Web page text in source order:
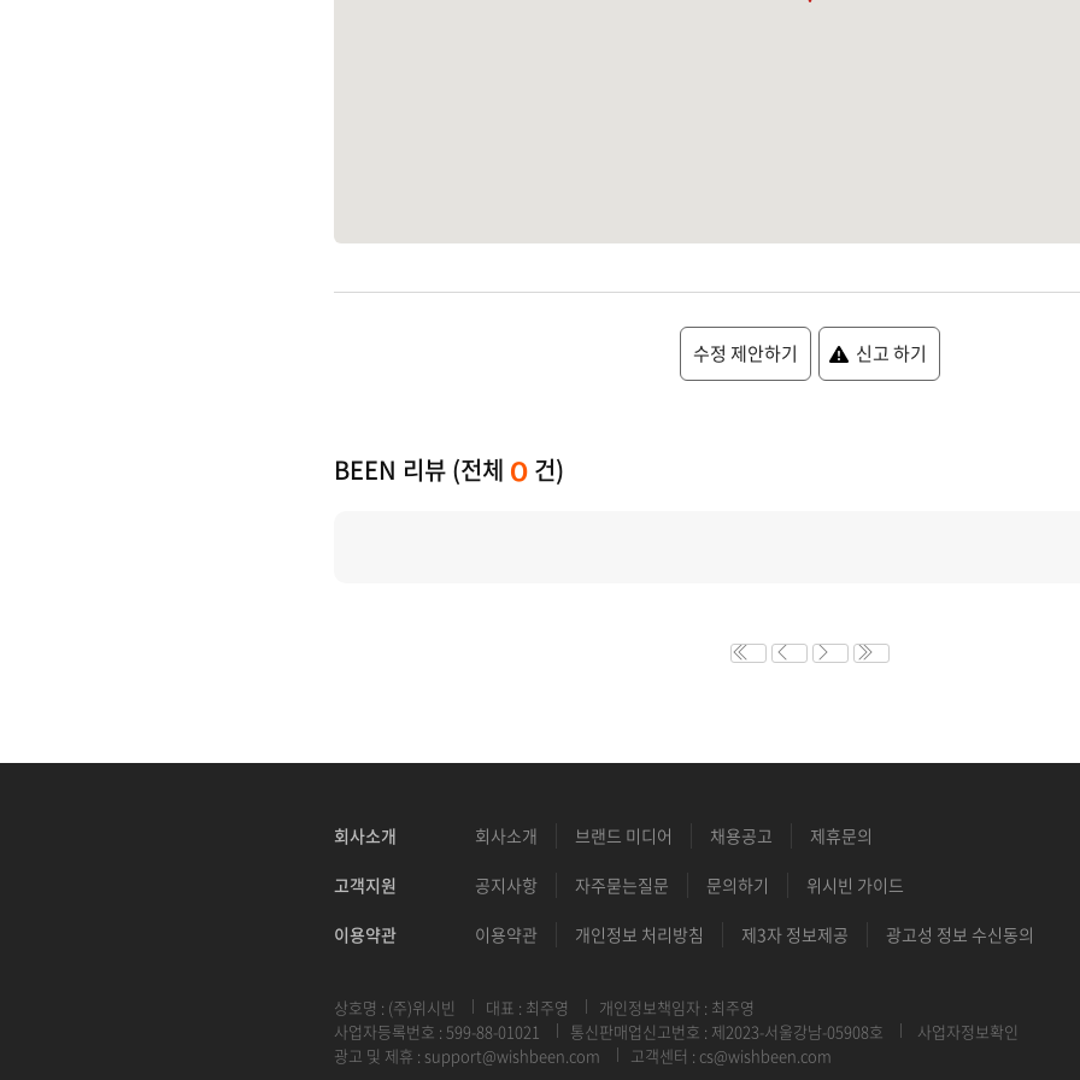
수정 제안하기 신고 하기
BEEN 리뷰 (전체 0 건)
회사소개 회사소개 브랜드 미디어 채용공고 제휴문의
고객지원 공지사항 자주묻는질문 문의하기 위시빈 가이드
이용약관 이용약관 개인정보 처리방침 제3자 정보제공 광고성 정보 수신동의
상호명 : (주)위시빈 대표 : 최주영
개인정보책임자 : 최주영
사업자등록번호 : 599-88-01021
통신판매업신고번호 : 제2023-서울강남-05908호
사업자정보확인
광고 및 제휴 : support@wishbeen.com 고객센터 : cs@wishbeen.com